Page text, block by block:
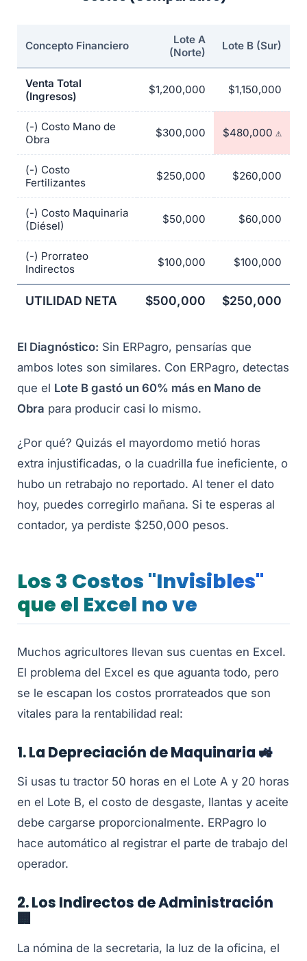
Concepto Financiero
Lote A
(Norte)
Lote B (Sur)
Venta Total
(Ingresos)
$1,200,000 $1,150,000
(-) Costo Mano de
Obra
$300,000 $480,000 ⚠️
(-) Costo
Fertilizantes
$250,000 $260,000
(-) Costo Maquinaria
(Diésel)
$50,000 $60,000
(-) Prorrateo
Indirectos
$100,000 $100,000
UTILIDAD NETA $500,000 $250,000
El Diagnóstico: Sin ERPagro, pensarías que
ambos lotes son similares. Con ERPagro, detectas
que el Lote B gastó un 60% más en Mano de
Obra para producir casi lo mismo.
¿Por qué? Quizás el mayordomo metió horas
extra injustificadas, o la cuadrilla fue ineficiente, o
hubo un retrabajo no reportado. Al tener el dato
hoy, puedes corregirlo mañana. Si te esperas al
contador, ya perdiste $250,000 pesos.
Los 3 Costos "Invisibles"
que el Excel no ve
Muchos agricultores llevan sus cuentas en Excel.
El problema del Excel es que aguanta todo, pero
se le escapan los costos prorrateados que son
vitales para la rentabilidad real:
1. La Depreciación de Maquinaria 🚜
Si usas tu tractor 50 horas en el Lote A y 20 horas
en el Lote B, el costo de desgaste, llantas y aceite
debe cargarse proporcionalmente. ERPagro lo
hace automático al registrar el parte de trabajo del
operador.
2. Los Indirectos de Administración
🏢
La nómina de la secretaria, la luz de la oficina, el